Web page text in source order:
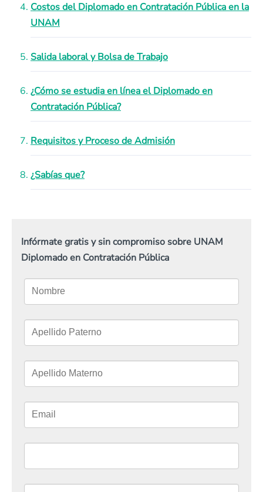
Costos del Diplomado en Contratación Pública en la
UNAM
Salida laboral y Bolsa de Trabajo
¿Cómo se estudia en línea el Diplomado en
Contratación Pública?
Requisitos y Proceso de Admisión
¿Sabías que?
Infórmate gratis y sin compromiso sobre UNAM
Diplomado en Contratación Pública